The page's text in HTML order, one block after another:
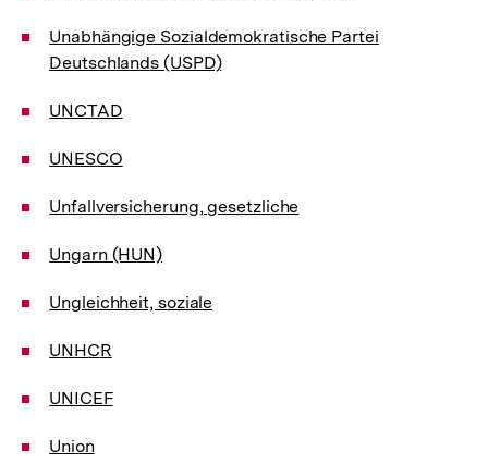
Unabhängige Sozialdemokratische Partei
Deutschlands (USPD)
UNCTAD
UNESCO
Unfallversicherung, gesetzliche
Ungarn (HUN)
Ungleichheit, soziale
UNHCR
UNICEF
Union